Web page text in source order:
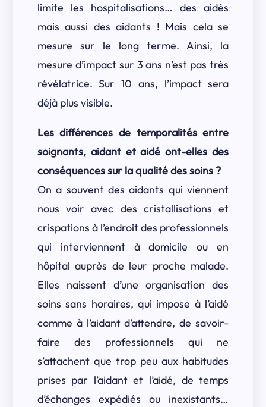
limite les hospitalisations… des aidés
mais aussi des aidants ! Mais cela se
mesure sur le long terme. Ainsi, la
mesure d’impact sur 3 ans n’est pas très
révélatrice. Sur 10 ans, l’impact sera
déjà plus visible.
Les différences de temporalités entre
soignants, aidant et aidé ont-elles des
conséquences sur la qualité des soins ?
On a souvent des aidants qui viennent
nous voir avec des cristallisations et
crispations à l’endroit des professionnels
qui interviennent à domicile ou en
hôpital auprès de leur proche malade.
Elles naissent d’une organisation des
soins sans horaires, qui impose à l’aidé
comme à l’aidant d’attendre, de savoir-
faire des professionnels qui ne
s’attachent que trop peu aux habitudes
prises par l’aidant et l’aidé, de temps
d’échanges expédiés ou inexistants…